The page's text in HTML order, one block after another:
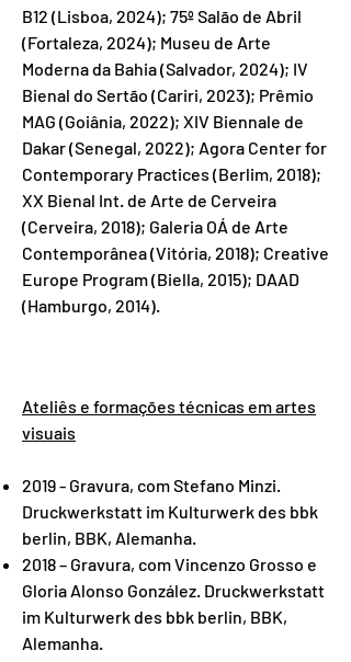
B12 (Lisboa, 2024); 75º Salão de Abril
(Fortaleza, 2024); Museu de Arte
Moderna da Bahia (Salvador, 2024); IV
Bienal do Sertão (Cariri, 2023); Prêmio
MAG (Goiânia, 2022); XIV Biennale de
Dakar (Senegal, 2022); Agora Center for
Contemporary Practices (Berlim, 2018);
XX Bienal Int. de Arte de Cerveira
(Cerveira, 2018); Galeria OÁ de Arte
Contemporânea (Vitória, 2018); Creative
Europe Program (Biella, 2015); DAAD
(Hamburgo, 2014).
Ateliês e formações técnicas em artes
visuais
2019 - Gravura, com Stefano Minzi.
Druckwerkstatt im Kulturwerk des bbk
berlin, BBK, Alemanha.
2018 – Gravura, com Vincenzo Grosso e
Gloria Alonso González. Druckwerkstatt
im Kulturwerk des bbk berlin, BBK,
Alemanha.